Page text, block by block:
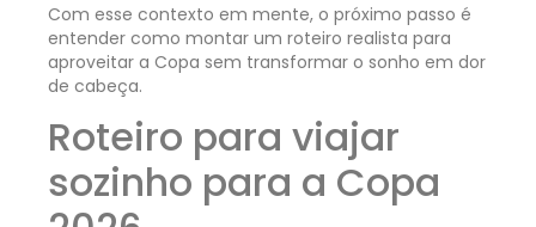
Com esse contexto em mente, o próximo passo é
entender como montar um roteiro realista para
aproveitar a Copa sem transformar o sonho em dor
de cabeça.
Roteiro para viajar
sozinho para a Copa